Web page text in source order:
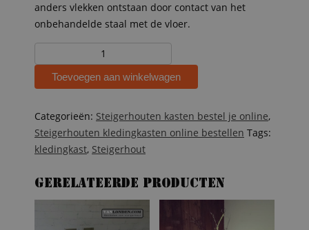
anders vlekken ontstaan door contact van het
onbehandelde staal met de vloer.
kledingkast
frame
Colombo
aantal
Toevoegen aan winkelwagen
Categorieën: Steigerhouten kasten bestel je online,
Steigerhouten kledingkasten online bestellen Tags:
kledingkast, Steigerhout
Gerelateerde producten